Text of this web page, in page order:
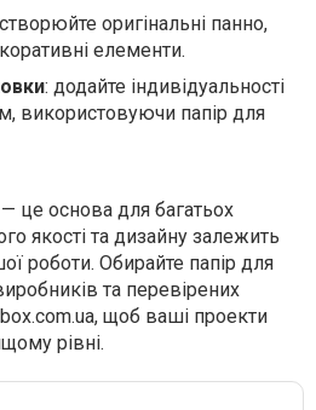
оригінальні панно,
елементи.
: додайте індивідуальності
використовуючи папір для
це основа для багатьох
якості та дизайну залежить
роботи. Обирайте папір для
та перевірених
щоб ваші проекти
рівні.